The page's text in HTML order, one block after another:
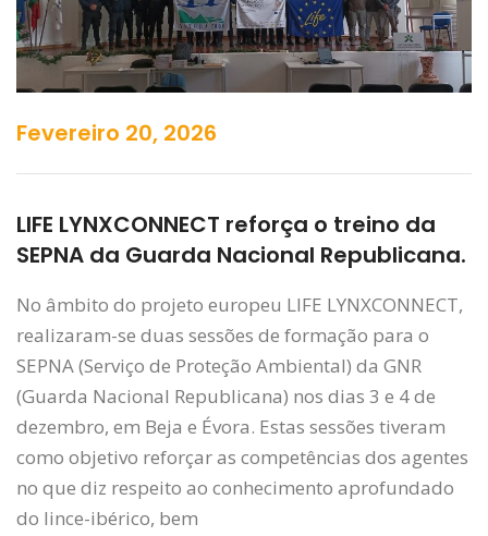
Fevereiro 20, 2026
LIFE LYNXCONNECT reforça o treino da
SEPNA da Guarda Nacional Republicana.
No âmbito do projeto europeu LIFE LYNXCONNECT,
realizaram-se duas sessões de formação para o
SEPNA (Serviço de Proteção Ambiental) da GNR
(Guarda Nacional Republicana) nos dias 3 e 4 de
dezembro, em Beja e Évora. Estas sessões tiveram
como objetivo reforçar as competências dos agentes
no que diz respeito ao conhecimento aprofundado
do lince-ibérico, bem